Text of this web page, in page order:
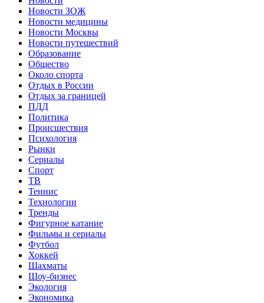
Новости ЗОЖ
Новости медицины
Новости Москвы
Новости путешествий
Образование
Общество
Около спорта
Отдых в России
Отдых за границей
ПДД
Политика
Происшествия
Психология
Рынки
Сериалы
Спорт
ТВ
Теннис
Технологии
Тренды
Фигурное катание
Фильмы и сериалы
Футбол
Хоккей
Шахматы
Шоу-бизнес
Экология
Экономика